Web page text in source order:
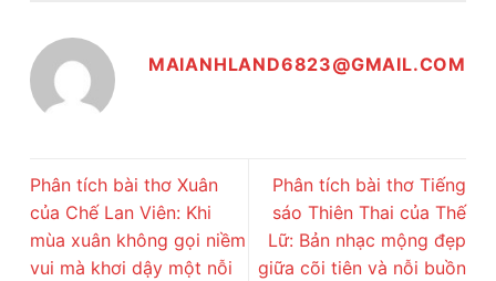
MAIANHLAND6823@GMAIL.COM
Phân tích bài thơ Xuân
của Chế Lan Viên: Khi
mùa xuân không gọi niềm
vui mà khơi dậy một nỗi
Phân tích bài thơ Tiếng
sáo Thiên Thai của Thế
Lữ: Bản nhạc mộng đẹp
giữa cõi tiên và nỗi buồn